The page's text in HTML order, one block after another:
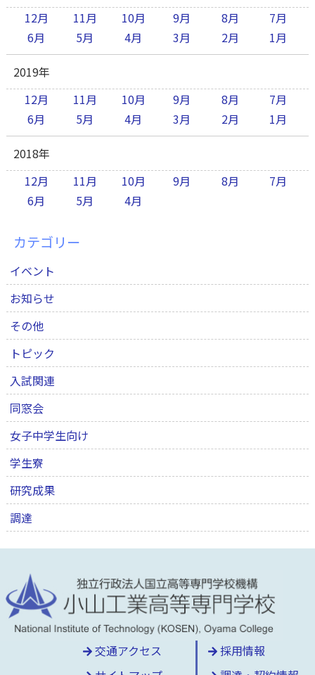
12月
11月 10月 9月 8月
7月
6月
5月 4月 3月 2月 1月
2019年
12月
11月 10月 9月 8月
7月
6月
5月 4月 3月 2月 1月
2018年
12月
11月 10月 9月 8月
7月
6月
5月 4月
カテゴリー
イベント
お知らせ
その他
トピック
入試関連
同窓会
女子中学生向け
学生寮
研究成果
調達
採用情報
交通アクセス